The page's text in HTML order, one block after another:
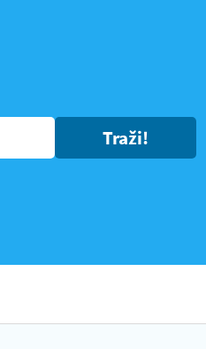
Traži!